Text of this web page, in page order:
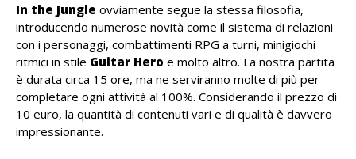
In the Jungle ovviamente segue la stessa filosofia,
introducendo numerose novità come il sistema di relazioni
con i personaggi, combattimenti RPG a turni, minigiochi
ritmici in stile Guitar Hero e molto altro. La nostra partita
è durata circa 15 ore, ma ne serviranno molte di più per
completare ogni attività al 100%. Considerando il prezzo di
10 euro, la quantità di contenuti vari e di qualità è davvero
impressionante.